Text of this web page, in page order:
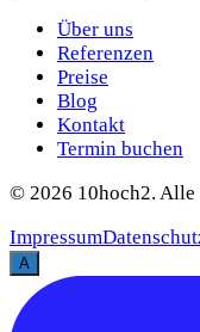
Über uns
Referenzen
Preise
Blog
Kontakt
Termin buchen
© 2026 10hoch2. Alle
Impressum
A